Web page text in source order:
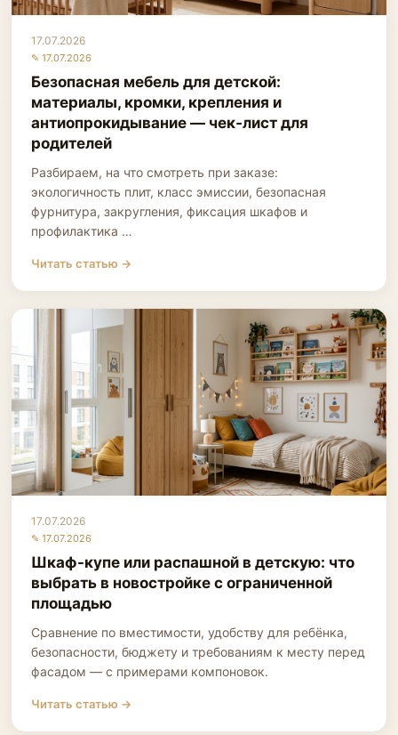
17.07.2026
✎ 17.07.2026
Безопасная мебель для детской:
материалы, кромки, крепления и
антиопрокидывание — чек‑лист для
родителей
Разбираем, на что смотреть при заказе:
экологичность плит, класс эмиссии, безопасная
фурнитура, закругления, фиксация шкафов и
профилактика …
Читать статью →
17.07.2026
✎ 17.07.2026
Шкаф-купе или распашной в детскую: что
выбрать в новостройке с ограниченной
площадью
Сравнение по вместимости, удобству для ребёнка,
безопасности, бюджету и требованиям к месту перед
фасадом — с примерами компоновок.
Читать статью →